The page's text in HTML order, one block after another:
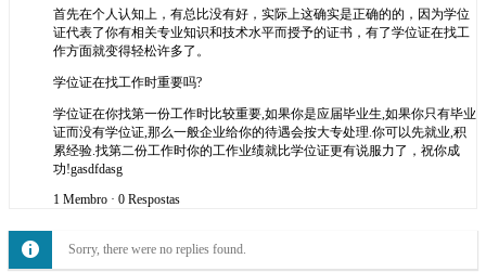
首先在个人认知上，有总比没有好，实际上这确实是正确的的，因为学位
证代表了你有相关专业知识和技术水平而授予的证书，有了学位证在找工
作方面就变得轻松许多了。
学位证在找工作时重要吗?
学位证在你找第一份工作时比较重要,如果你是应届毕业生,如果你只有毕业
证而没有学位证,那么一般企业给你的待遇会按大专处理.你可以先就业,积
累经验.找第二份工作时你的工作业绩就比学位证更有说服力了，祝你成
功!gasdfdasg
1 Membro · 0 Respostas
Sorry, there were no replies found.